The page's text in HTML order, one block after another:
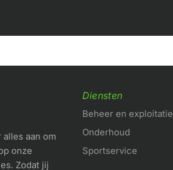
aan om
onze
Zodat jij
Diensten
Beheer en exploitatie
Onderhoud
Sportservice